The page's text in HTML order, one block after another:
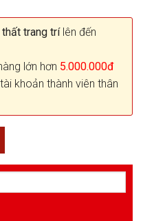
trang trílên đến
lớn hơn 5.000.000đ
khoản thành viên thân